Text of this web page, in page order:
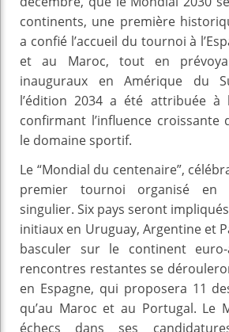
continents, une première
a confié l’accueil du tournoi à
et au Maroc, tout en
inauguraux en Amérique du
l’édition 2034 a été attribuée à
confirmant l’influence croissante
le domaine sportif.
Le “Mondial du centenaire”,
premier tournoi organisé en
singulier. Six pays seront
initiaux en Uruguay, Argentine et
basculer sur le continent euro-
rencontres restantes se
en Espagne, qui proposera 11
qu’au Maroc et au Portugal. Le
échecs dans ses